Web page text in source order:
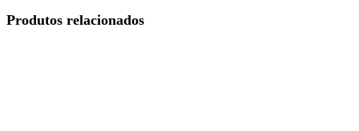
Produtos relacionados